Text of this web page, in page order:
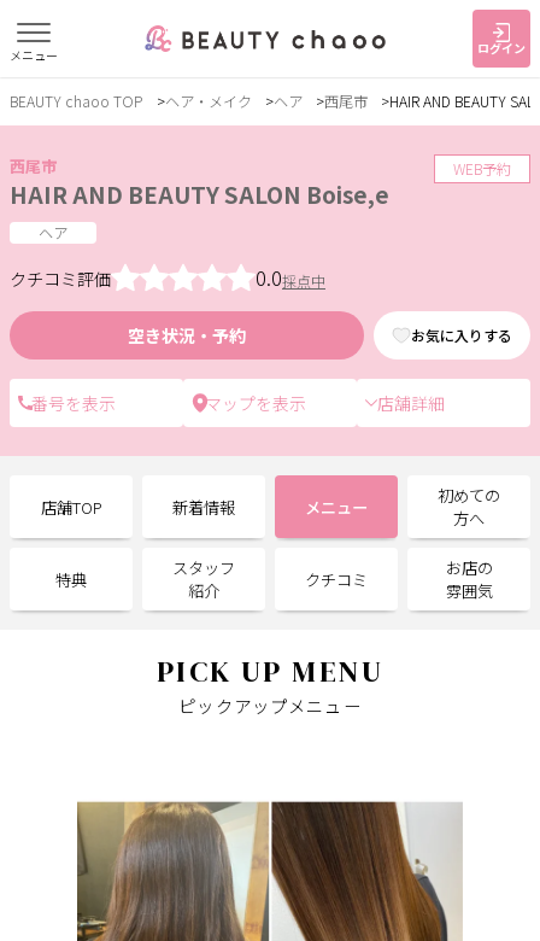
メニュー ログイン
すでに会員の方 はじめてご利用の方
ジャンルで探す
ヘア・メイク ネイル・まつげ エステ
リラク・整体
スクール・
トレーニング
メンズ
大人女子トピック ランキング
プライバシーポリシー
サイトマップ
お知らせ
掲載店様
掲載のご案内
掲載の申込み
掲載店様ログイン
BEAUTY chaoo TOP ヘア・メイク ヘア 西尾市 HAIR AND BEAUTY
西尾市
HAIR AND BEAUTY SALON Boise,e
ヘア
空き状況・予約 お気に入りする
クチコミ評価 0.0採点中
店舗詳細
WEB予約
店舗TOP 新着情報 メニュー
初めての
方へ
特典
スタッフ
紹介
クチコミ
お店の
雰囲気
PICK UP MENU
ピックアップメニュー